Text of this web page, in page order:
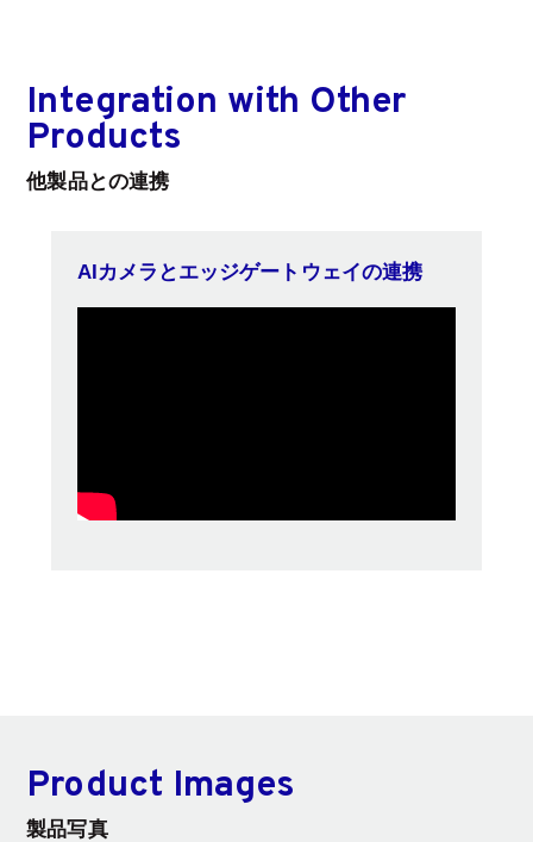
Integration with Other
Products
他製品との連携
AIカメラとエッジゲートウェイの連携
Product Images
製品写真